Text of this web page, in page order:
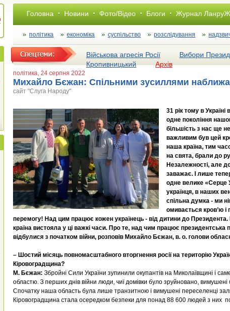
Головна Новини Фото/Відео Блоги Журнал ЛанруЖ
політика економіка суспільство розслiдування
Військова агресія Росії Вибори
Кропивницький
Архів
політика, 24 серпня 2022
Михайло Бєжан: Спільними зусиллями
сайт "Слуга Народу"
31 рік тому в
одне покоління
більшість з нас ще
важливим був цей
наша країна, тим
на свята, брали до
Незалежності, але
заважає. І лише
одне велике «Серце
українця, в наших
спільна думка - ми
омивається кров’ю
перемогу! Над цим працює кожен українець - від дитини до
країна вистояла у ці важкі часи. Про те, над чим працює президентська
відбулися з початком війни, розповів Михайло Бєжан, в. о. голови
– Шостий місяць повномасштабного вторгнення росії на територію
Кіровоградщина?
М. Бєжан: Збройні Сили України зупинили окупантів на Миколаївщині і
областю. З перших днів війни люди, чиї домівки було зруйновано, вимушені
Спочатку наша область була лише транзитною і вимушені переселенці
Кіровоградщина стала осередком безпеки для понад 88 600 людей з них